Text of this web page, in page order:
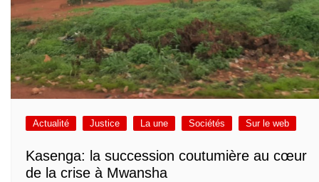
Actualité Justice La une Sociétés Sur le web
Kasenga: la succession coutumière au cœur
de la crise à Mwansha